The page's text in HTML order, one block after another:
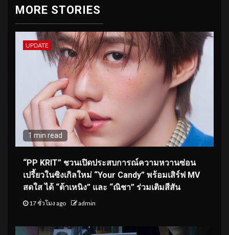
MORE STORIES
UPDATE
1 min read
“PP KRIT” ชวนเปิดประสบการณ์ความหวานซ่อน
เปรี้ยวในซิงเกิลใหม่ “Your Candy” พร้อมเสิร์ฟ MV
สดใส ได้ “ต้าเหนิง” และ “ณิชา” ร่วมเติมสีสัน
17 ชั่วโมง ago admin